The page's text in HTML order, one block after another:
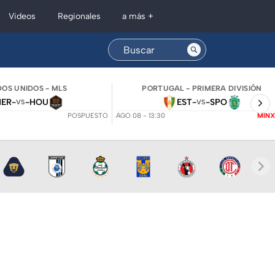
Videos Regionales a más +
UNIDOS - MLS
-VS-HOU
POSPUESTO
PORTUGAL - PRIMERA DIVISIÓN
EST-VS-SPO
AGO 08 - 13:30